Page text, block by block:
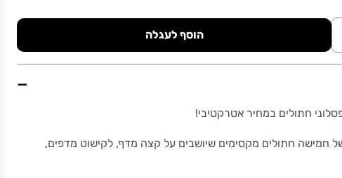
הוסף לעגלה
−
חתולים במחיר אטרקטיבי!
חמישה חתולים מקסימים שיושבים על קצה מדף, לקישוט מדפים,